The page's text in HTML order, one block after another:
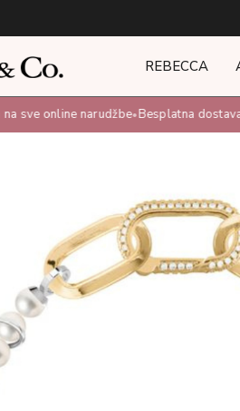
REBECCA
sve online narudžbe•Besplatna dostava